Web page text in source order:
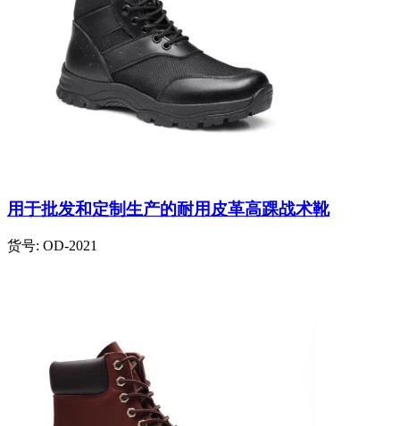
用于批发和定制生产的耐用皮革高踝战术靴
货号: OD-2021